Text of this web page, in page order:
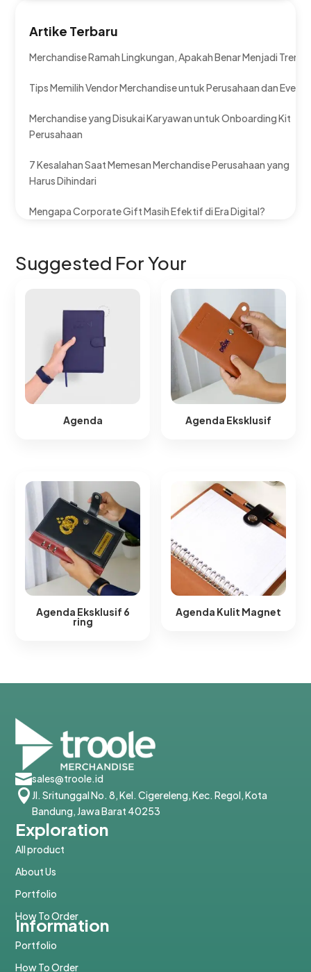
Artike Terbaru
Merchandise Ramah Lingkungan, Apakah Benar Menjadi Tren?
Tips Memilih Vendor Merchandise untuk Perusahaan dan Event
Merchandise yang Disukai Karyawan untuk Onboarding Kit
Perusahaan
7 Kesalahan Saat Memesan Merchandise Perusahaan yang
Harus Dihindari
Mengapa Corporate Gift Masih Efektif di Era Digital?
Suggested For Your
Agenda Agenda Eksklusif
Agenda Eksklusif 6
ring​
Agenda Kulit Magnet​
sales@troole.id
Jl. Sritunggal No. 8, Kel. Cigereleng, Kec. Regol, Kota
Bandung, Jawa Barat 40253
Exploration
All product
About Us
Portfolio
How To Order
Information
Portfolio
How To Order